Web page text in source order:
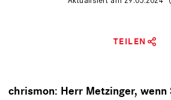
TEILEN
chrismon: Herr Metzinger, wenn